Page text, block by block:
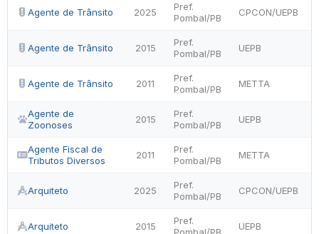
Agente de Trânsito 2025
Pref.
Pombal/PB
CPCON/UEPB
Agente de Trânsito 2015
Pref.
Pombal/PB
UEPB
Agente de Trânsito 2011
Pref.
Pombal/PB
METTA
Agente de
Zoonoses
2015
Pref.
Pombal/PB
UEPB
Agente Fiscal de
Tributos Diversos
2011
Pref.
Pombal/PB
METTA
Arquiteto 2025
Pref.
Pombal/PB
CPCON/UEPB
Arquiteto 2015
Pref.
UEPB